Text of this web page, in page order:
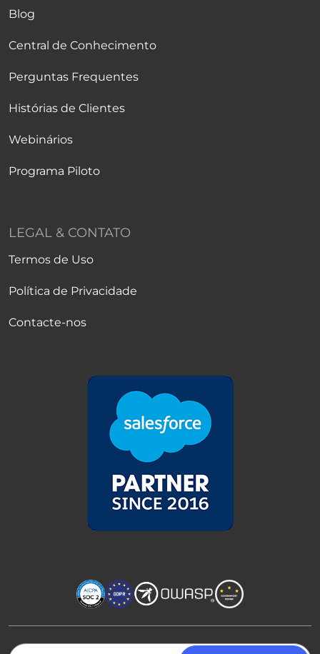
Blog
Central de Conhecimento
Perguntas Frequentes
Histórias de Clientes
Webinários
Programa Piloto
LEGAL & CONTATO
Termos de Uso
Política de Privacidade
Contacte-nos